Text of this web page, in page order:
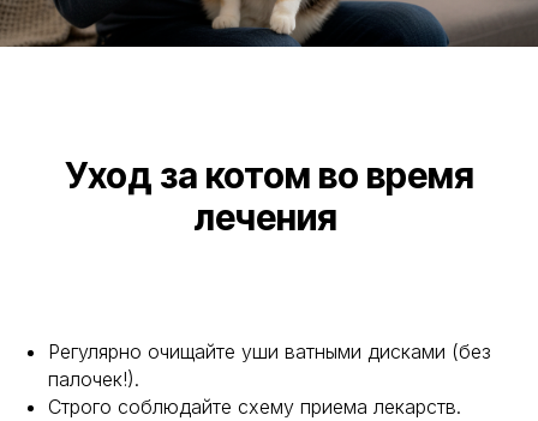
Уход за котом во время
лечения
Регулярно очищайте уши ватными дисками (без
палочек!).
Строго соблюдайте схему приема лекарств.